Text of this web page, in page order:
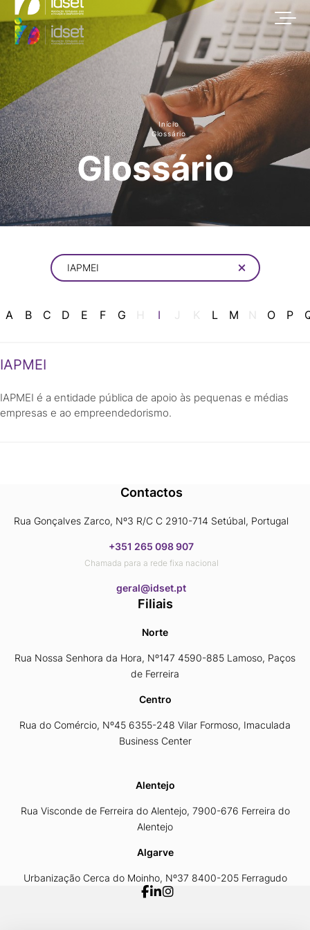
Início
Glossário
Glossário
IAPMEI
A B C D E F G H I J K L M N O P
IAPMEI
IAPMEI é a entidade pública de apoio às pequenas e médias
empresas e ao empreendedorismo.
Contactos
Rua Gonçalves Zarco, Nº3 R/C C 2910-714 Setúbal, Portugal
+351 265 098 907
Chamada para a rede fixa nacional
​​​​​​​geral@idset.pt
Filiais
Norte
Rua Nossa Senhora da Hora, Nº147 4590-885 Lamoso, Paços
de Ferreira
Centro
Rua do Comércio, Nº45 6355-248 Vilar Formoso, Imaculada
Business Center
Alentejo
Rua Visconde de Ferreira do Alentejo, 7900-676 Ferreira do
Alentejo
Algarve
Urbanização Cerca do Moinho, Nº37 8400-205 Ferragudo